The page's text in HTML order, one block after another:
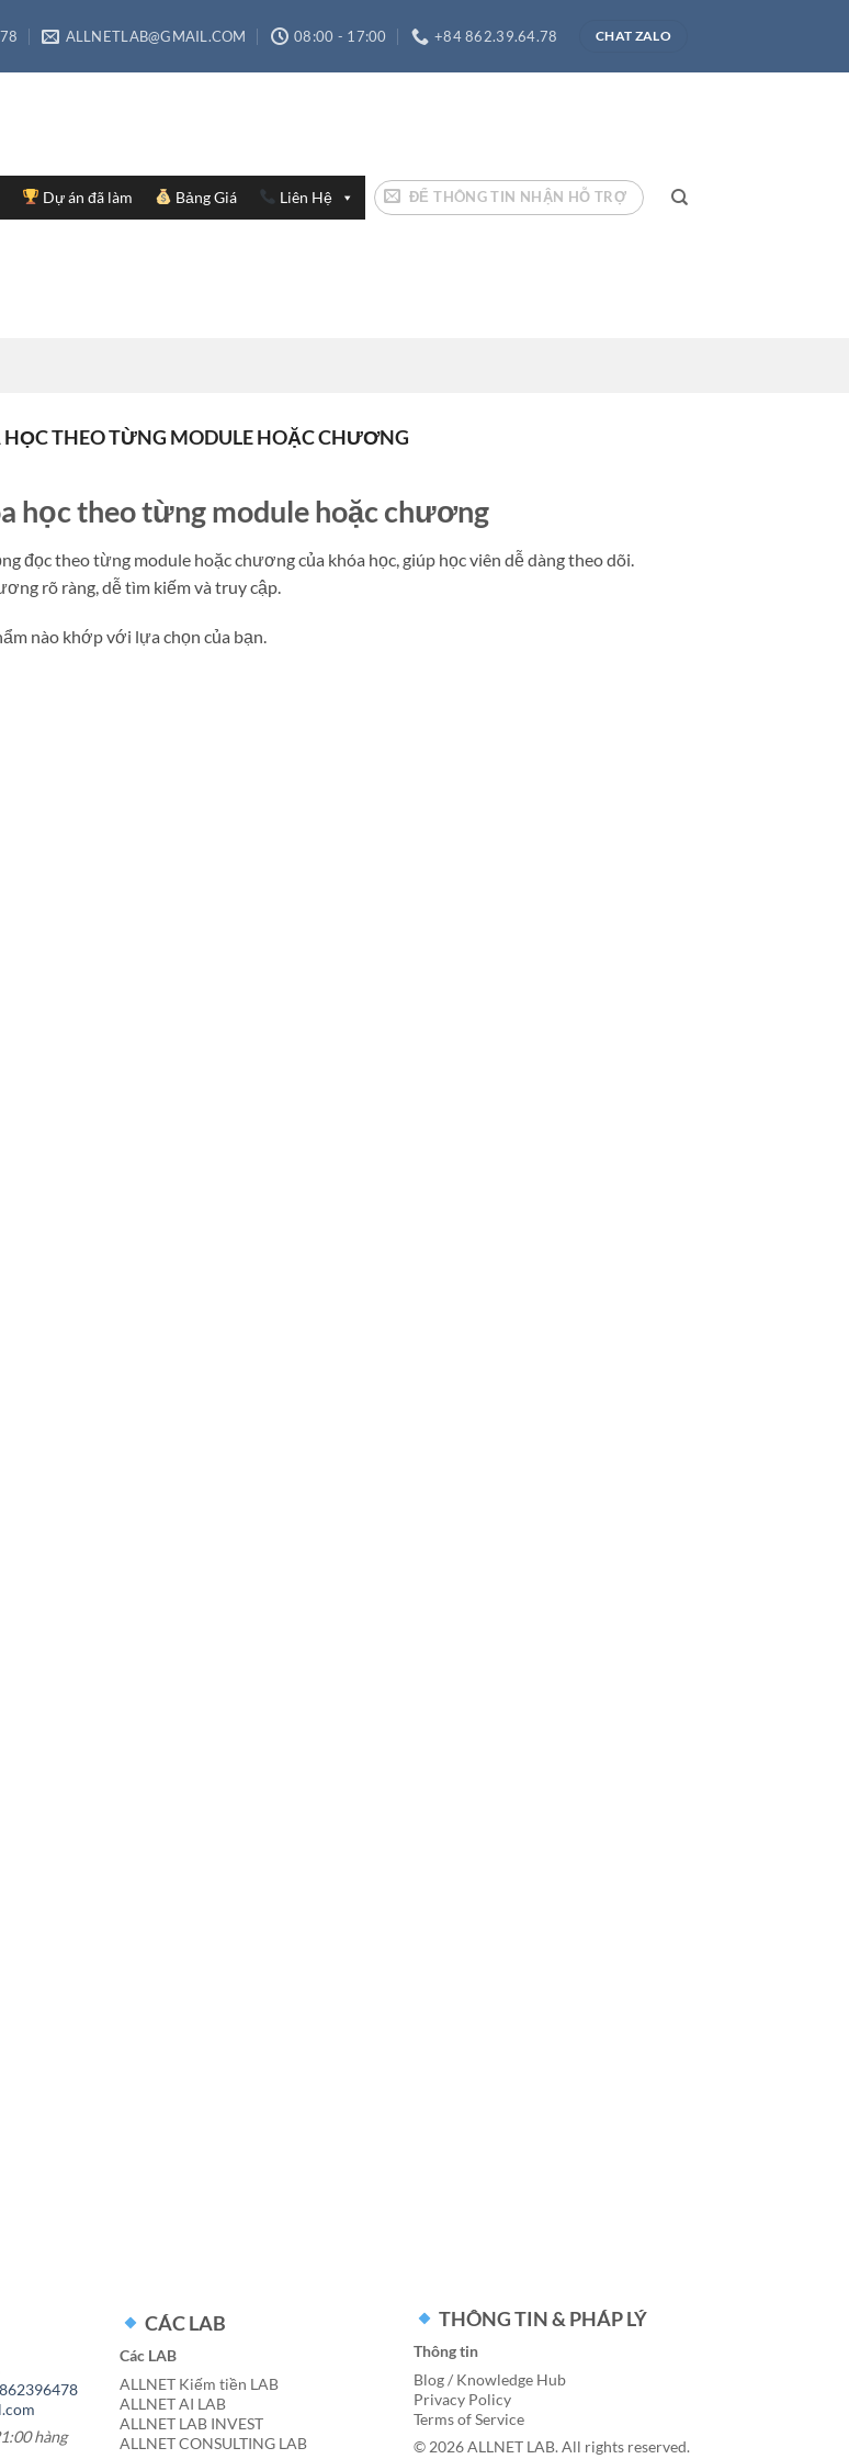
ALLNETLAB@GMAIL.COM 08:00 - 17:00 +84 862.39.64.78 CHAT ZALO
Dự án đã làm Bảng Giá Liên Hệ ĐỂ THÔNG TIN NHẬN HỖ TRỢ
THEO TỪNG MODULE HOẶC CHƯƠNG
học theo từng module hoặc chương
đọc theo từng module hoặc chương của khóa học, giúp học viên dễ dàng theo dõi.
rõ ràng, dễ tìm kiếm và truy cập.
nào khớp với lựa chọn của bạn.
hàng
CÁC LAB
Các LAB
ALLNET Kiếm tiền LAB
ALLNET AI LAB
ALLNET LAB INVEST
ALLNET CONSULTING LAB
THÔNG TIN & PHÁP LÝ
Thông tin
Blog / Knowledge Hub
Privacy Policy
Terms of Service
© 2026 ALLNET LAB. All rights reserved.